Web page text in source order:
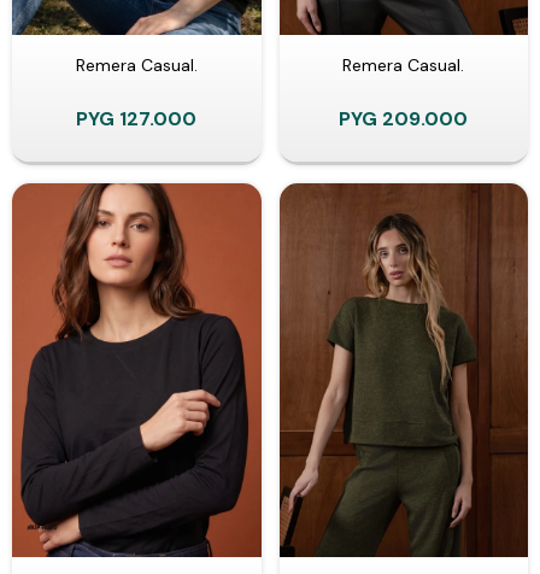
Remera Casual.
PYG 127.000
Remera Casual.
PYG 209.000